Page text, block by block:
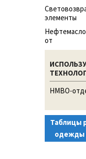
элементы
от
НМВО-
Таблицы
одежды